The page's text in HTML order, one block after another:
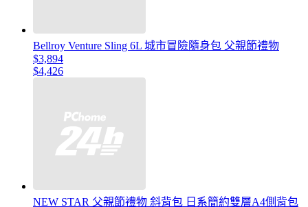
Bellroy Venture Sling 6L 城市冒險隨身包 父親節禮物
$3,894
$4,426
NEW STAR 父親節禮物 斜背包 日系簡約雙層A4側背包